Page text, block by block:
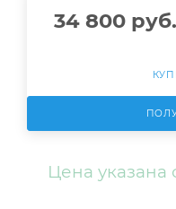
34 800 руб.
Цена указана